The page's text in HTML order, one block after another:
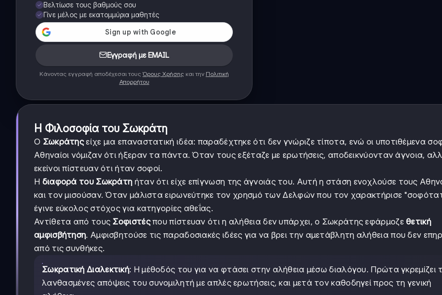
Βελτίωσε τους βαθμούς σου
Γίνε μέλος με εκατομμύρια μαθητές
Εγγραφή με EMAIL
Κάνοντας εγγραφή αποδέχεσαι τους Όρους Χρήσης και την Πολιτική
Απορρήτου
Η Φιλοσοφία του Σωκράτη
Ο Σωκράτηςείχε μια επαναστατική ιδέα: παραδέχτηκε ότι δεν γνώριζε τίποτα, ενώ οι υποτιθέμενα
Αθηναίοι νόμιζαν ότι ήξεραν τα πάντα. Όταν τους εξέταζε με ερωτήσεις, αποδεικνύονταν άγνοια,
εκείνοι πίστευαν ότι ήταν σοφοί.
Η διαφορά του Σωκράτη ήταν ότι είχε επίγνωση της άγνοιάς του. Αυτή η στάση ενοχλούσε τους
και τον μισούσαν. Όταν μάλιστα ειρωνεύτηκε τον χρησμό των Δελφών που τον χαρακτήρισε
έγινε εύκολος στόχος για κατηγορίες αθεΐας.
Αντίθετα από τους Σοφιστέςπου πίστευαν ότι η αλήθεια δεν υπάρχει, ο Σωκράτης εφάρμοζεθετική
αμφισβήτηση. Αμφισβητούσε τις παραδοσιακές ιδέες για να βρει την αμετάβλητη αλήθεια που δεν
από τις συνθήκες.
Σωκρατική Διαλεκτική: Η μέθοδός του για να φτάσει στην αλήθεια μέσω διαλόγου. Πρώτα γκρεμίζει
λανθασμένες απόψεις του συνομιλητή με απλές ερωτήσεις, και μετά τον καθοδηγεί προς τη γενική